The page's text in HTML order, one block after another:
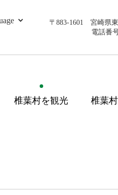
〒883-1601 宮崎県
電話番
椎葉村を観光 椎葉